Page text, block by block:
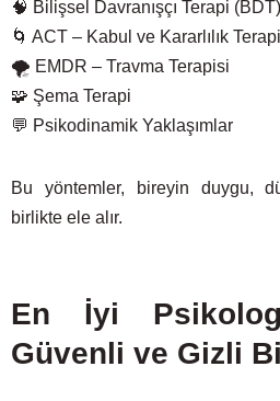
🧠 Bilişsel Davranışçı Terapi (BDT)
🌀 ACT – Kabul ve Kararlılık
🌪 EMDR – Travma Terapisi
🧩 Şema Terapi
💬 Psikodinamik Yaklaşımlar
Bu yöntemler, bireyin duygu,
birlikte ele alır.
En İyi
Güvenli ve Gizli